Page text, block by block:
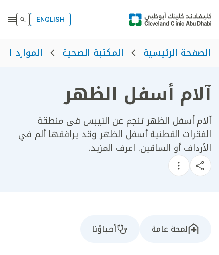
ENGLISH
الصفحة الرئيسية المكتبة الصحية الموارد
آلام أسفل الظهر
​آلام أسفل الظهر تنجم عن التيبس في منطقة
الفقرات القطنية أسفل الظهر وقد يرافقها ألم في
الأرداف أو الساقين. اعرف المزيد.
لمحة عامة أطباؤنا